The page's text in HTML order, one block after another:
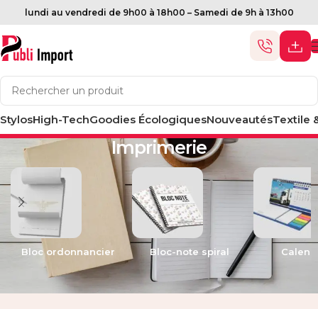
lundi au vendredi de 9h00 à 18h00 – Samedi de 9h à 13h00
StylosHigh-TechGoodies ÉcologiquesNouveautésTextile
Accueil
Imprimerie
Bloc ordonnancier Bloc-note spiral